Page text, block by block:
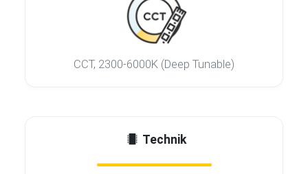
CCT, 2300-6000K (Deep Tunable)
Technik